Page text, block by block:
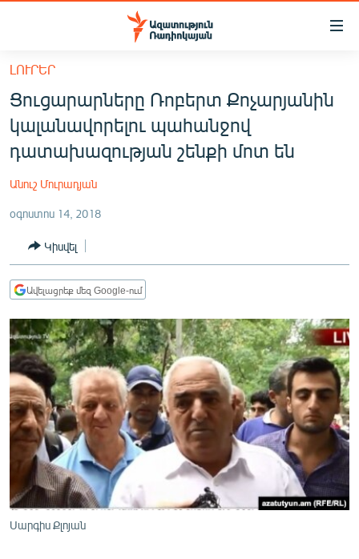
Մատչելիության
հիմնական
բովանդակությանը
Անցնել
հիմնական
մենյուին
ՀԱՅԱՍՏԱՆ
ՔԱՂԱՔԱԿԱՆ
ՏՆՏԵՍՈՒԹՅՈՒՆ
ՂԱՐԱԲԱՂ
ՏԱՐԱԾԱՇՐՋԱՆ
ՄԻՋԱԶԳԱՅԻՆ
ՄՇԱԿՈՒՅԹ
ՍՊՈՐՏ
ՄԵԿՆԱԲԱՆՈՒԹՅՈՒՆ
ՏՏ ԵՒ ԻՆՏԵՐՆԵՏ
ԼՈՒՐԵՐ
Ցուցարարները Ռոբերտ Քոչարյանին
կալանավորելու պահանջով
դատախազության շենքի մոտ են
Անուշ Մուրադյան
օգոստոս 14, 2018
Կիսվել
Ավելացրեք մեզ Google-ում
Սարգիս Քլոյան